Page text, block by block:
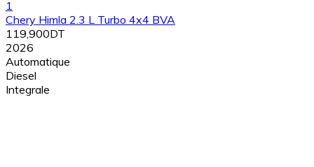
1
Chery Himla 2.3 L Turbo 4x4 BVA
119,900DT
2026
Automatique
Diesel
Integrale